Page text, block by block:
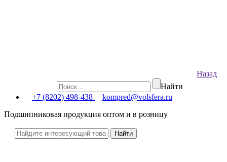
Назад
Найти
+7 (8202) 498-438
kompred@volsfera.ru
Подшипниковая продукция оптом и в розницу